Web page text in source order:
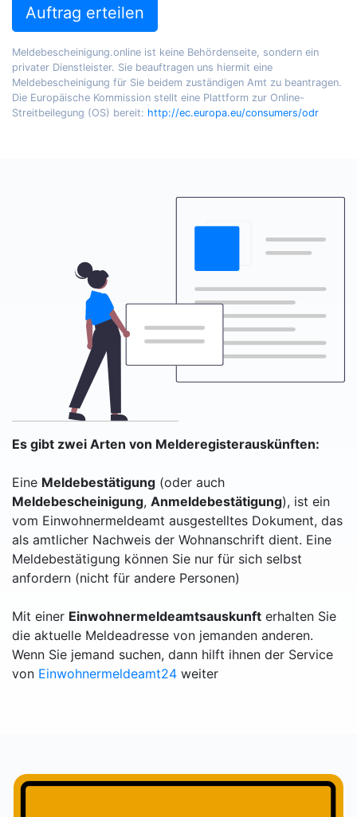
Auftrag erteilen
Meldebescheinigung.online ist keine Behördenseite, sondern ein
privater Dienstleister. Sie beauftragen uns hiermit eine
Meldebescheinigung für Sie beidem zuständigen Amt zu beantragen.
Die Europäische Kommission stellt eine Plattform zur Online-
Streitbeilegung (OS) bereit: http://ec.europa.eu/consumers/odr
Es gibt zwei Arten von Melderegisterauskünften:
Eine Meldebestätigung (oder auch
Meldebescheinigung, Anmeldebestätigung), ist ein
vom Einwohnermeldeamt ausgestelltes Dokument, das
als amtlicher Nachweis der Wohnanschrift dient. Eine
Meldebestätigung können Sie nur für sich selbst
anfordern (nicht für andere Personen)
Mit einer Einwohnermeldeamtsauskunft erhalten Sie
die aktuelle Meldeadresse von jemanden anderen.
Wenn Sie jemand suchen, dann hilft ihnen der Service
von Einwohnermeldeamt24 weiter